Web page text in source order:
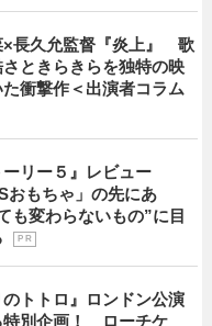
×長久允監督『炎上』 歌
ときらきらを独特の映
衝撃作＜出演者コラム
ーリー５』レビュー
おもちゃ」の先にあ
も変わらないもの”に目
P R
トトロ』ロンドン公演
特別企画！ ローチケ